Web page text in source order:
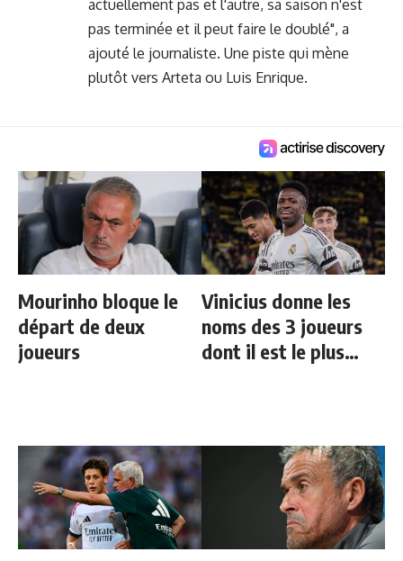
actuellement pas et l'autre, sa saison n'est
pas terminée et il peut faire le doublé", a
ajouté le journaliste. Une piste qui mène
plutôt vers Arteta ou Luis Enrique.
Mourinho bloque le
départ de deux
joueurs
Vinicius donne les
noms des 3 joueurs
dont il est le plus